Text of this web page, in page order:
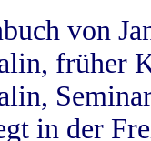
von
früher
in der